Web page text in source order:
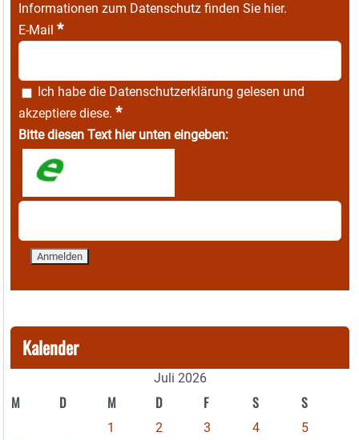
Informationen zum Datenschutz finden Sie hier.
E-Mail *
Ich habe die Datenschutzerklärung gelesen und
akzeptiere diese. *
Bitte diesen Text hier unten eingeben:
Kalender
Juli 2026
M D M D F S S
1 2 3 4
5